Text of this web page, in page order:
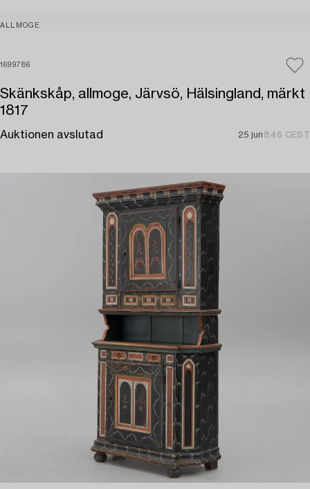
ALLMOGE
1699786
Skänkskåp, allmoge, Järvsö, Hälsingland, märkt
1817
Auktionen avslutad 25 jun 8:46 CEST